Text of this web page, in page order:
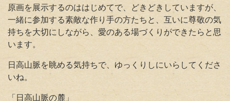
原画を展示するのははじめてで、どきどきしていますが、
一緒に参加する素敵な作り手の方たちと、互いに尊敬の気
持ちを大切にしながら、愛のある場づくりができたらと思
います。
日高山脈を眺める気持ちで、ゆっくりしにいらしてくださ
いね。
「日高山脈の麓」